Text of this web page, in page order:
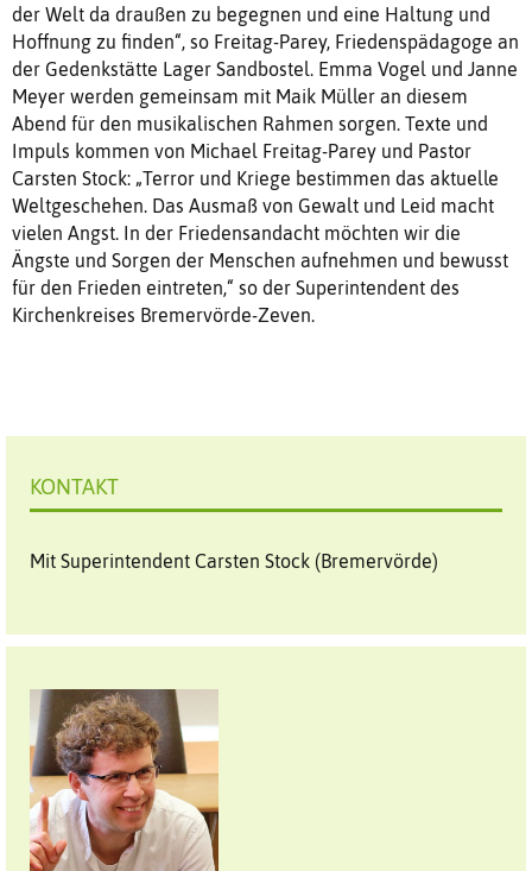
der Welt da draußen zu begegnen und eine Haltung und
Hoffnung zu finden“, so Freitag-Parey, Friedenspädagoge an
der Gedenkstätte Lager Sandbostel. Emma Vogel und Janne
Meyer werden gemeinsam mit Maik Müller an diesem
Abend für den musikalischen Rahmen sorgen. Texte und
Impuls kommen von Michael Freitag-Parey und Pastor
Carsten Stock: „Terror und Kriege bestimmen das aktuelle
Weltgeschehen. Das Ausmaß von Gewalt und Leid macht
vielen Angst. In der Friedensandacht möchten wir die
Ängste und Sorgen der Menschen aufnehmen und bewusst
für den Frieden eintreten,“ so der Superintendent des
Kirchenkreises Bremervörde-Zeven.
KONTAKT
Mit Superintendent Carsten Stock (Bremervörde)